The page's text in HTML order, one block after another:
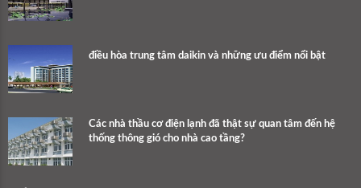
điều hòa trung tâm daikin và những ưu điểm nổi bật
Các nhà thầu cơ điện lạnh đã thật sự quan tâm đến hệ
thống thông gió cho nhà cao tầng?